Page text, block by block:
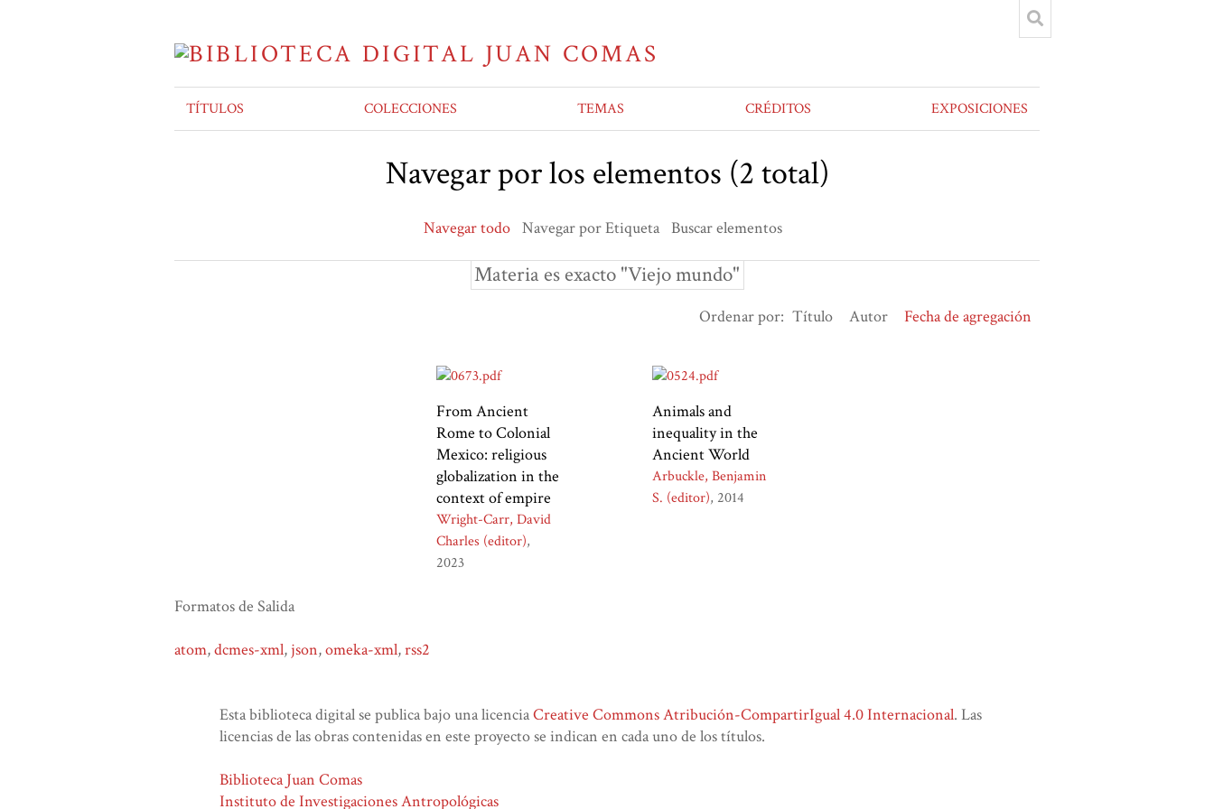
TÍTULOS COLECCIONES TEMAS CRÉDITOS EXPOSICIONES
Navegar por los elementos (2 total)
Navegar todo Navegar por Etiqueta Buscar elementos
Materia es exacto "Viejo mundo"
Ordenar por: Título Autor Fecha de agregación
From Ancient
Rome to Colonial
Mexico: religious
globalization in the
context of empire
Wright-Carr, David
Charles (editor)
2023
Animals and
inequality in the
Ancient World
Arbuckle, Benjamin
S. (editor) 2014
Formatos de Salida
atom,dcmes-xml, json,omeka-xml,rss2
Esta biblioteca digital se publica bajo una licenciaCreative Commons Atribución-CompartirIgual 4.0 Internacional. Las
licencias de las obras contenidas en este proyecto se indican en cada uno de los títulos.
Biblioteca Juan Comas
Instituto de Investigaciones Antropológicas